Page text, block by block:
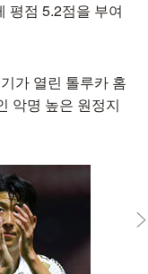
평점 5.2점을 부여
가 열린 톨루카 홈
악명 높은 원정지